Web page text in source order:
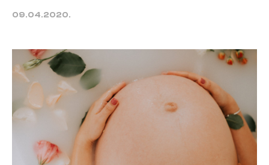
09.04.2020.